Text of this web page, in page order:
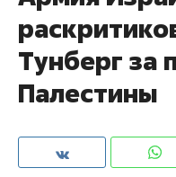
Тунберг за
Палестины